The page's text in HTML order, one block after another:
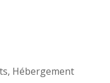
Hébergement